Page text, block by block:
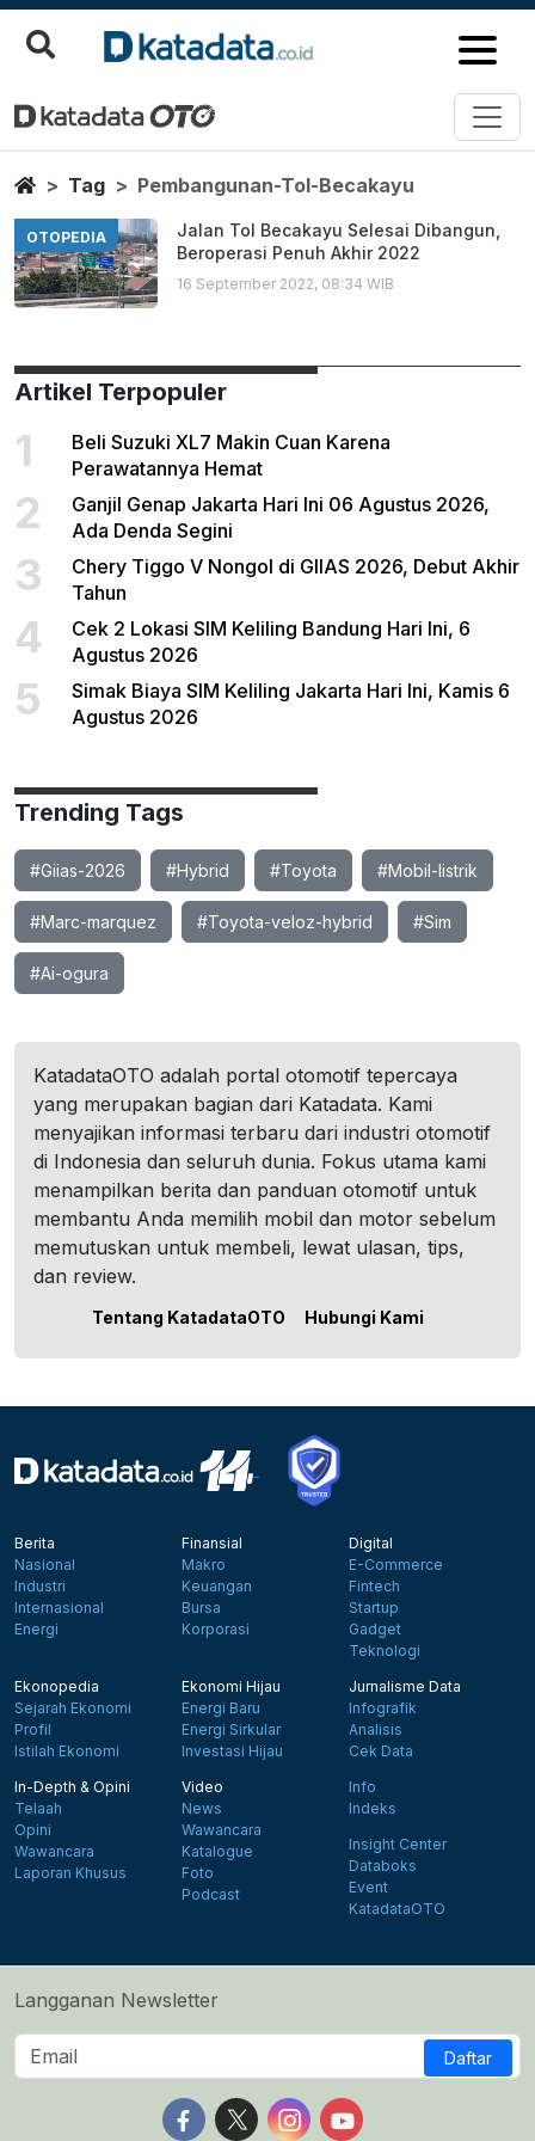
Pembangunan Tol Becakayu
Berita Terbaru
HomeTag Pembangunan-Tol-Becakayu
OTOPEDIA
Jalan Tol Becakayu Selesai Dibangun,
Beroperasi Penuh Akhir 2022
16 September 2022, 08:34 WIB
Artikel Terpopuler
1
Beli Suzuki XL7 Makin Cuan Karena
Perawatannya Hemat
2
Ganjil Genap Jakarta Hari Ini 06 Agustus 2026,
Ada Denda Segini
3
Chery Tiggo V Nongol di GIIAS 2026, Debut Akhir
Tahun
4
Cek 2 Lokasi SIM Keliling Bandung Hari Ini, 6
Agustus 2026
5
Simak Biaya SIM Keliling Jakarta Hari Ini, Kamis 6
Agustus 2026
Trending Tags
#Giias-2026 #Hybrid #Toyota #Mobil-listrik
#Marc-marquez #Toyota-veloz-hybrid #Sim
#Ai-ogura
KatadataOTO adalah portal otomotif tepercaya
yang merupakan bagian dari Katadata. Kami
menyajikan informasi terbaru dari industri otomotif
di Indonesia dan seluruh dunia. Fokus utama kami
menampilkan berita dan panduan otomotif untuk
membantu Anda memilih mobil dan motor sebelum
memutuskan untuk membeli, lewat ulasan, tips,
dan review.
Tentang KatadataOTO Hubungi Kami
Berita
Nasional
Industri
Internasional
Energi
Finansial
Makro
Keuangan
Bursa
Korporasi
Digital
E-Commerce
Fintech
Startup
Gadget
Teknologi
Ekonopedia
Sejarah Ekonomi
Profil
Istilah Ekonomi
Ekonomi Hijau
Energi Baru
Energi Sirkular
Investasi Hijau
Jurnalisme Data
Infografik
Analisis
Cek Data
In-Depth & Opini
Telaah
Opini
Wawancara
Laporan Khusus
Video
News
Wawancara
Katalogue
Foto
Podcast
Info
Indeks
Insight Center
Databoks
Event
KatadataOTO
Langganan Newsletter
Daftar
Follow us on Facebook
Follow us on X
Follow us on Instagram
Follow us on